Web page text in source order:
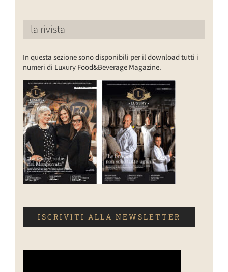
la rivista
In questa sezione sono disponibili per il download tutti i
numeri di Luxury Food&Beverage Magazine.
ISCRIVITI ALLA NEWSLETTER